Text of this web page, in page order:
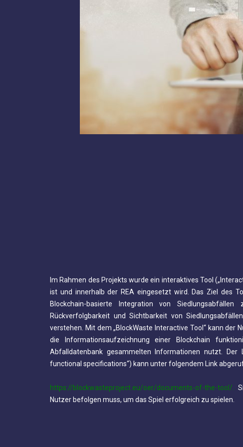
Im Rahmen des Projekts wurde ein interaktives Tool
ist und innerhalb der REA eingesetzt wird. Das Ziel des
Blockchain-basierte Integration von
Rückverfolgbarkeit und Sichtbarkeit von
verstehen. Mit dem „BlockWaste Interactive Tool“ kann der
die Informationsaufzeichnung einer Blockchain
Abfalldatenbank gesammelten Informationen nutzt. Der
functional specifications“) kann unter folgendem Link
https://blockwasteproject.eu/oer/documents-of-the-tool/.
Nutzer befolgen muss, um das Spiel erfolgreich zu spielen.